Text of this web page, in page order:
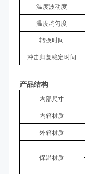
温度波动度
温度均匀度
转换时间
冲击归复稳定时间
产品结构
内部尺寸
内箱材质
外箱材质
保温材质